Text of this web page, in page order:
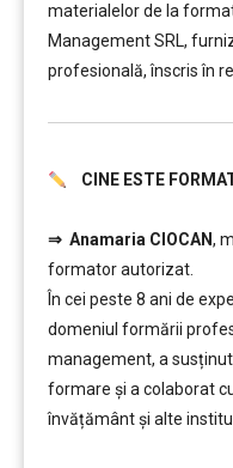
materialelor de la
Management SRL,
profesională, înscris în
CINE ESTE
⇒ Anamaria CIOCAN,
formator autorizat.
În cei peste 8 ani de
domeniul formării
management, a
formare și a colaborat
învățământ şi alte